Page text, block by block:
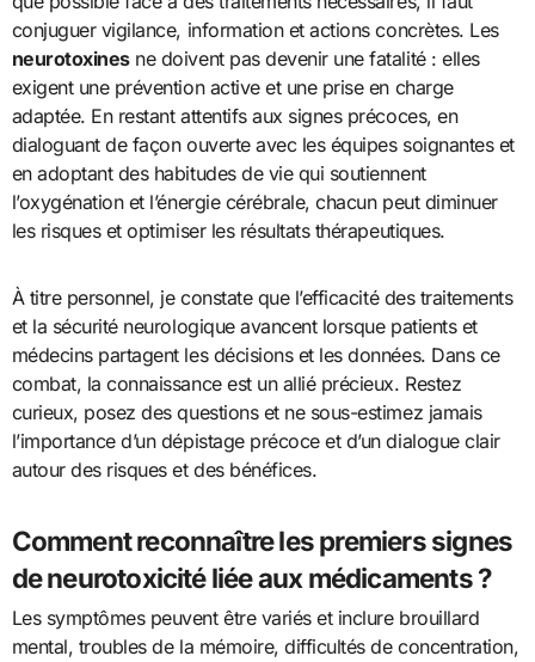
conjuguer vigilance, information et actions concrètes. Les
neurotoxinesne doivent pas devenir une fatalité : elles
exigent une prévention active et une prise en charge
adaptée. En restant attentifs aux signes précoces, en
dialoguant de façon ouverte avec les équipes soignantes et
en adoptant des habitudes de vie qui soutiennent
l’oxygénation et l’énergie cérébrale, chacun peut diminuer
les risques et optimiser les résultats thérapeutiques.
À titre personnel, je constate que l’efficacité des traitements
et la sécurité neurologique avancent lorsque patients et
médecins partagent les décisions et les données. Dans ce
combat, la connaissance est un allié précieux. Restez
curieux, posez des questions et ne sous-estimez jamais
l’importance d’un dépistage précoce et d’un dialogue clair
autour des risques et des bénéfices.
Comment reconnaître les premiers signes
de neurotoxicité liée aux médicaments ?
Les symptômes peuvent être variés et inclure brouillard
mental, troubles de la mémoire, difficultés de concentration,